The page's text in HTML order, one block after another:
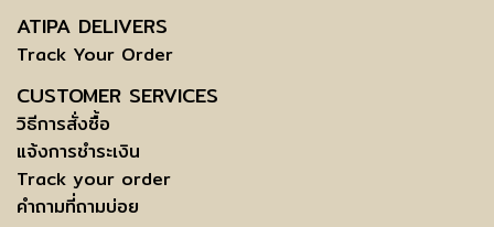
ATIPA DELIVERS
Track Your Order
CUSTOMER SERVICES
วิธีการสั่งซื้อ
แจ้งการชำระเงิน
Track your order
คำถามที่ถามบ่อย